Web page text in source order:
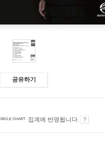
공유하기
집계에 반영됩니다.